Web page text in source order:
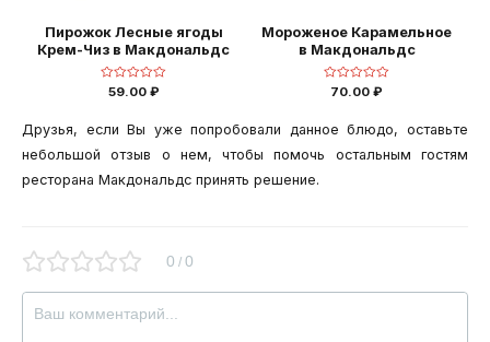
Пирожок Лесные ягоды
Крем-Чиз в Макдональдс
Оценка
59.00 ₽
Мороженое Карамельное
в Макдональдс
Оценка
70.00 ₽
Друзья, если Вы уже попробовали данное блюдо, оставьте
небольшой отзыв о нем, чтобы помочь остальным гостям
ресторана Макдональдс принять решение.
0 / 0